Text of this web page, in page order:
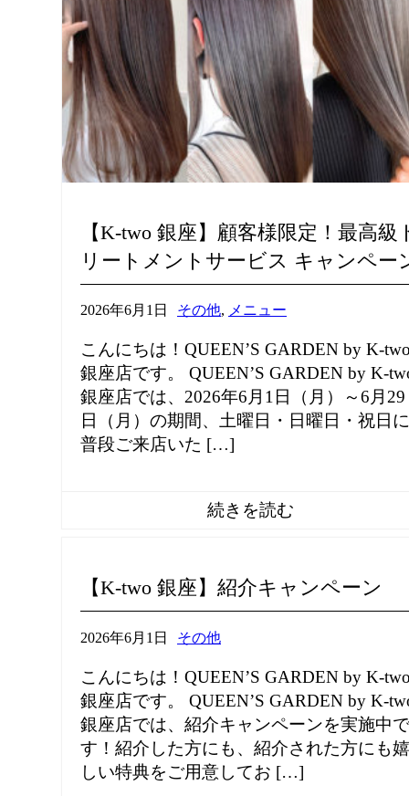
【K-two 銀座】顧客様限定！最高級
リートメントサービス キャンペー
2026年6月1日 その他, メニュー
こんにちは！QUEEN’S GARDEN by K-
銀座店です。 QUEEN’S GARDEN by K-
銀座店では、2026年6月1日（月）～6月29
日（月）の期間、土曜日・日曜日・祝日に
普段ご来店いた […]
【K-two 銀座】紹介キャンペーン
2026年6月1日 その他
こんにちは！QUEEN’S GARDEN by K-
銀座店です。 QUEEN’S GARDEN by K-
銀座店では、紹介キャンペーンを実施中で
す！紹介した方にも、紹介された方にも嬉
しい特典をご用意してお […]